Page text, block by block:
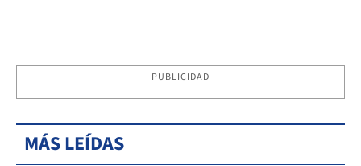
PUBLICIDAD
MÁS LEÍDAS